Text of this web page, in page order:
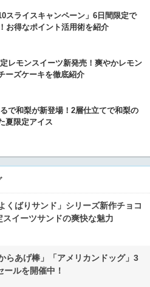
スライスキャンペーン」6日間限定で
お得なポイント活用術を紹介
レモンスイーツ新発売！爽やかレモン
ーズケーキを徹底紹介
で和梨が新登場！2層仕立てで和梨の
夏限定アイス
くばりサンド」シリーズ新作チョコ
スイーツサンドの爽快な魅力
らあげ棒」「アメリカンドッグ」3
ールを開催中！